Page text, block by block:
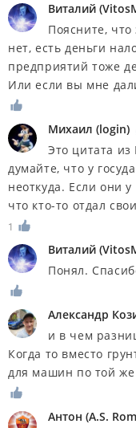
Виталий (
Поясните, что
нет, есть деньги
предприятий тоже
Или если вы мне
Михаил (login)
Это цитата
думайте, что у
неоткуда. Если они у
что кто-то отдал
1
Виталий (
Понял.
Александр
и в чем
Когда то вместо
для машин по той же
Антон (A.S.